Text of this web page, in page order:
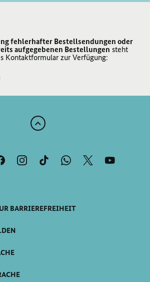
fehlerhafter Bestellsendungen oder
aufgegebenen Bestellungen steht
Kontaktformular zur Verfügung:
Zum
der
Seite
BARRIEREFREIHEIT